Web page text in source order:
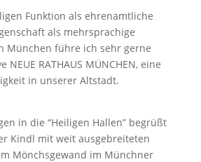
Funktion als ehrenamtliche
als mehrsprachige
München führe ich sehr gerne
RATHAUS MÜNCHEN, eine
in unserer Altstadt.
in die “Heiligen Hallen” begrüßt
Kindl mit weit ausgebreiteten
Mönchsgewand im Münchner